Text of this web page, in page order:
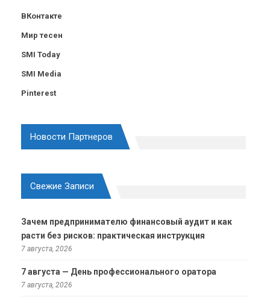
ВКонтакте
Мир тесен
SMI Today
SMI Media
Pinterest
Новости Партнеров
Свежие Записи
Зачем предпринимателю финансовый аудит и как
расти без рисков: практическая инструкция
7 августа, 2026
7 августа — День профессионального оратора
7 августа, 2026